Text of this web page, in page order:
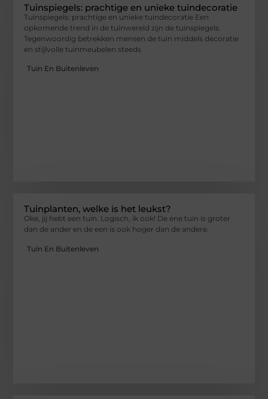
Tuinspiegels: prachtige en unieke tuindecoratie
Tuinspiegels: prachtige en unieke tuindecoratie Een
opkomende trend in de tuinwereld zijn de tuinspiegels.
Tegenwoordig betrekken mensen de tuin middels decoratie
en stijlvolle tuinmeubelen steeds
Tuin En Buitenleven
Tuinplanten, welke is het leukst?
Oke, jij hebt een tuin. Logisch, ik ook! De ene tuin is groter
dan de ander en de een is ook hoger dan de andere.
Tuin En Buitenleven